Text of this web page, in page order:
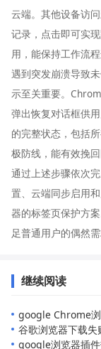
云端。其他设备访
记录，点击即可实
用，能保持工作流程
遇到突发崩溃导致
示至关重要。
弹出恢复对话框供
的完整状态，包括
极防线，能有效挽
通过上述步骤依次
置、云端同步启用
器的标签页保护方
足普通用户的偶然
继续阅读
google Chrome
谷歌浏览器下载
google浏览器插